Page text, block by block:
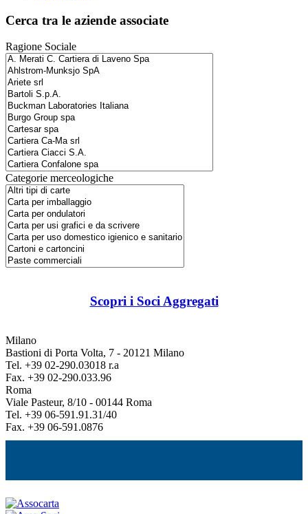
Cerca tra le aziende associate
Ragione Sociale
Categorie merceologiche
Scopri i Soci Aggregati
Milano
Bastioni di Porta Volta, 7 - 20121 Milano
Tel. +39 02-290.03018 r.a
Fax. +39 02-290.033.96
Roma
Viale Pasteur, 8/10 - 00144 Roma
Tel. +39 06-591.91.31/40
Fax. +39 06-591.0876